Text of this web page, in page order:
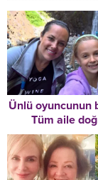
Ünlü oyuncunun
Tüm aile
bebekleriyle
yok